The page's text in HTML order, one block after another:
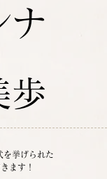
を挙げられた
ます！
ナ
歩